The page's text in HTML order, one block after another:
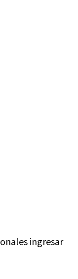
ingresar